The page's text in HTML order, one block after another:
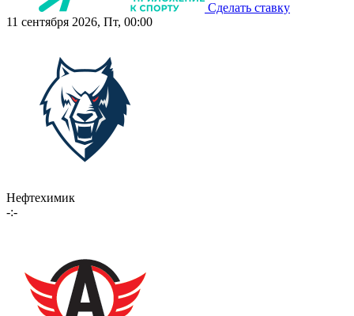
Сделать ставку
11 сентября 2026, Пт, 00:00
Нефтехимик
-:-